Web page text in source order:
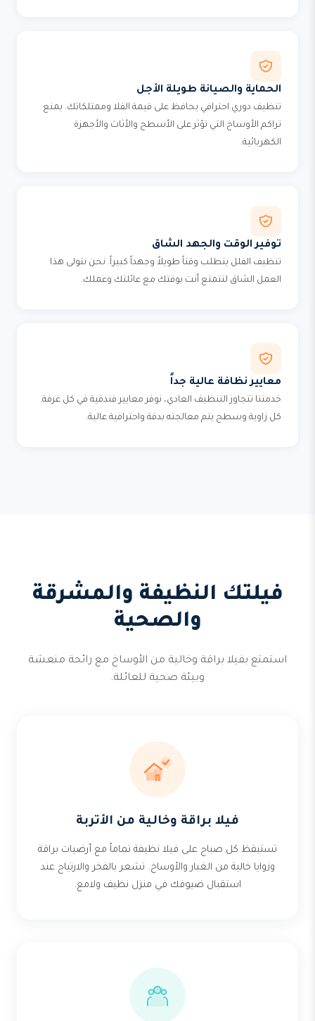
الحماية والصيانة طويلة الأجل
تنظيف دوري احترافي يحافظ على قيمة الفلا وممتلكاتك. يمنع
تراكم الأوساخ التي تؤثر على الأسطح والأثاث والأجهزة
الكهربائية.
توفير الوقت والجهد الشاق
تنظيف الفلل يتطلب وقتاً طويلاً وجهداً كبيراً. نحن نتولى هذا
العمل الشاق لتتمتع أنت بوقتك مع عائلتك وعملك.
معايير نظافة عالية جداً
خدمتنا تتجاوز التنظيف العادي، نوفر معايير فندقية في كل غرفة.
كل زاوية وسطح يتم معالجته بدقة واحترافية عالية.
فيلتك النظيفة والمشرقة
والصحية
استمتع بفيلا براقة وخالية من الأوساخ مع رائحة منعشة
وبيئة صحية للعائلة.
فيلا براقة وخالية من الأتربة
تستيقظ كل صباح على فيلا نظيفة تماماً مع أرضيات براقة
وزوايا خالية من الغبار والأوساخ. تشعر بالفخر والارتياح عند
استقبال ضيوفك في منزل نظيف ولامع.